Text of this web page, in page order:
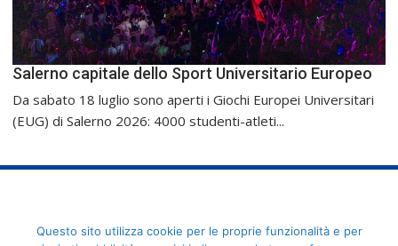
Salerno capitale dello Sport Universitario Europeo
Da sabato 18 luglio sono aperti i Giochi Europei Universitari
(EUG) di Salerno 2026: 4000 studenti-atleti...
FederCUSI: Federazione Italiana dello Sport Universitario - Via
Questo sito utilizza cookie per le proprie funzionalità e per